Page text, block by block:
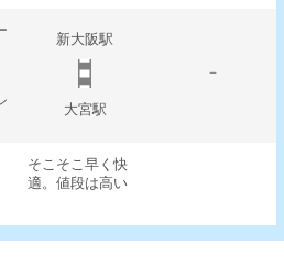
新大阪駅
－
大宮駅
そこそこ早く快
適。値段は高い